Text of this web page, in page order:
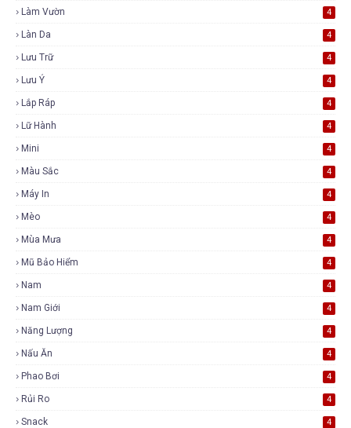
Làm Vườn 4
Làn Da 4
Lưu Trữ 4
Lưu Ý 4
Lắp Ráp 4
Lữ Hành 4
Mini 4
Màu Sắc 4
Máy In 4
Mèo 4
Mùa Mưa 4
Mũ Bảo Hiểm 4
Nam 4
Nam Giới 4
Năng Lượng 4
Nấu Ăn 4
Phao Bơi 4
Rủi Ro 4
Snack 4